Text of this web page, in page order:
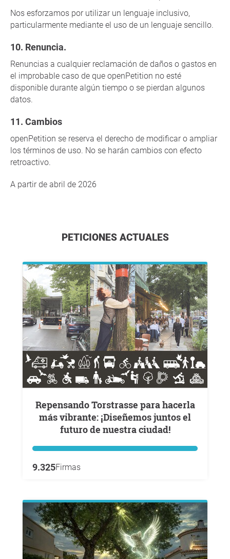
Nos esforzamos por utilizar un lenguaje inclusivo,
particularmente mediante el uso de un lenguaje sencillo.
Renuncia.
Renuncias a cualquier reclamación de daños o gastos en
el improbable caso de que openPetition no esté
disponible durante algún tiempo o se pierdan algunos
datos.
Cambios
openPetition se reserva el derecho de modificar o ampliar
los términos de uso. No se harán cambios con efecto
retroactivo.
A partir de abril de 2026
PETICIONES ACTUALES
Repensando Torstrasse para hacerla
más vibrante: ¡Diseñemos juntos el
futuro de nuestra ciudad!
9.325Firmas